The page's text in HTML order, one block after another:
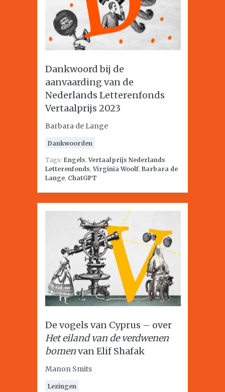
Dankwoord bij de
aanvaarding van de
Nederlands Letterenfonds
Vertaalprijs 2023
Barbara de Lange
Dankwoorden
Tags: Engels,Vertaalprijs Nederlands
Letterenfonds,Virginia Woolf, Barbara de
Lange, ChatGPT
De vogels van Cyprus – over
Het eiland van de verdwenen
bomenvan Elif Shafak
Manon Smits
Lezingen